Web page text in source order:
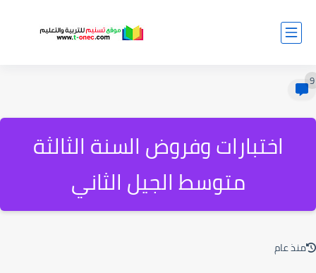
9
اختبارات وفروض السنة الثالثة
متوسط الجيل الثاني
منذ عام